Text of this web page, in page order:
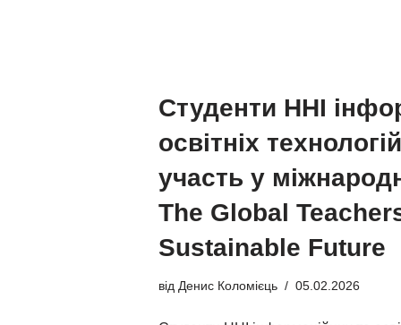
Студенти ННІ
освітніх
участь у
The Global
Sustainable Future
від Денис Коломієць 05.02.2026